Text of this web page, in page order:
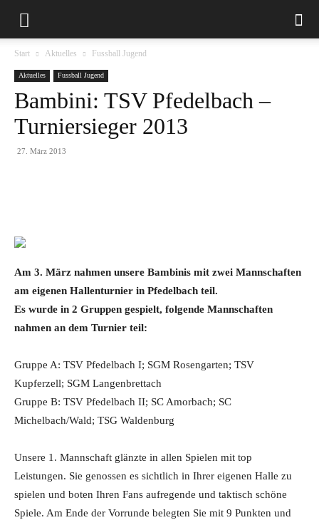
Start Aktuelles Fussball Jugend
Aktuelles Fussball Jugend
Bambini: TSV Pfedelbach –
Turniersieger 2013
27. März 2013
Am 3. März nahmen unsere Bambinis mit zwei Mannschaften
am eigenen Hallenturnier in Pfedelbach teil.
Es wurde in 2 Gruppen gespielt, folgende Mannschaften
nahmen an dem Turnier teil:
Gruppe A: TSV Pfedelbach I; SGM Rosengarten; TSV
Kupferzell; SGM Langenbrettach
Gruppe B: TSV Pfedelbach II; SC Amorbach; SC
Michelbach/Wald; TSG Waldenburg
Unsere 1. Mannschaft glänzte in allen Spielen mit top
Leistungen. Sie genossen es sichtlich in Ihrer eigenen Halle zu
spielen und boten Ihren Fans aufregende und taktisch schöne
Spiele. Am Ende der Vorrunde belegten Sie mit 9 Punkten und